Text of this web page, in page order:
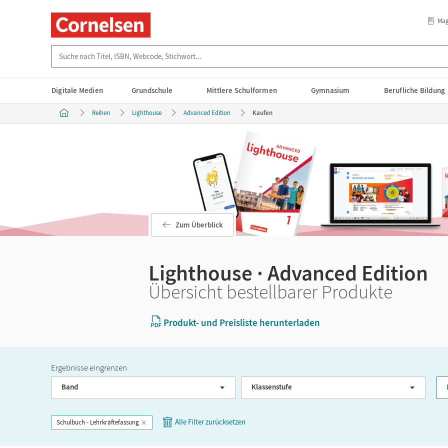
Digitale Medien Grundschule Mittlere Schulformen Gymnasium Berufliche Bildung
Reihen Lighthouse Advanced Edition Kaufen
Zum Überblick
Lighthouse · Advanced Edition
Übersicht bestellbarer Produkte
Produkt- und Preisliste herunterladen
Ergebnisse eingrenzen
Band Klassenstufe
Schulbuch - Lehrkräftefassung Alle Filter zurücksetzen